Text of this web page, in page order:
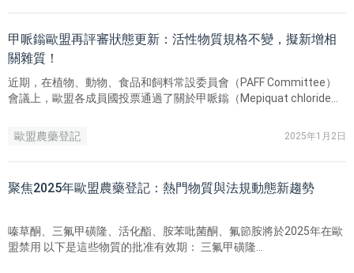
甲哌鎓歐盟再評審狀態更新：活性物質規格不變，擬新增相
關雜質！
近期，在植物、動物、食品和飼料常設委員會（PAFF Committee）
會議上，歐盟各成員國投票通過了關於甲哌鎓（Mepiquat chloride）
歐盟農藥登記
2025年1月2日
聚焦2025年歐盟農藥登記：熱門物質與法規動態新趨勢
嗪草酮、三氟甲磺隆、活化酯、胺苯吡菌酮、氟節胺將於2025年在歐
盟禁用 ​以下是這些物質的批准有效期： 三氟甲磺隆